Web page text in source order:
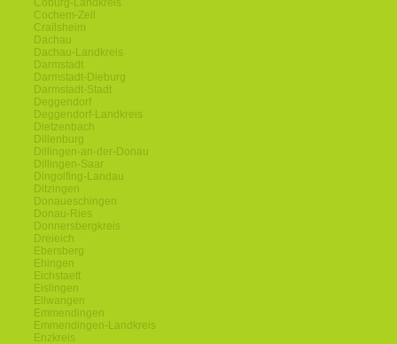
Coburg-Landkreis
Cochem-Zell
Crailsheim
Dachau
Dachau-Landkreis
Darmstadt
Darmstadt-Dieburg
Darmstadt-Stadt
Deggendorf
Deggendorf-Landkreis
Dietzenbach
Dillenburg
Dillingen-an-der-Donau
Dillingen-Saar
Dingolfing-Landau
Ditzingen
Donaueschingen
Donau-Ries
Donnersbergkreis
Dreieich
Ebersberg
Ehingen
Eichstaett
Eislingen
Ellwangen
Emmendingen
Emmendingen-Landkreis
Enzkreis